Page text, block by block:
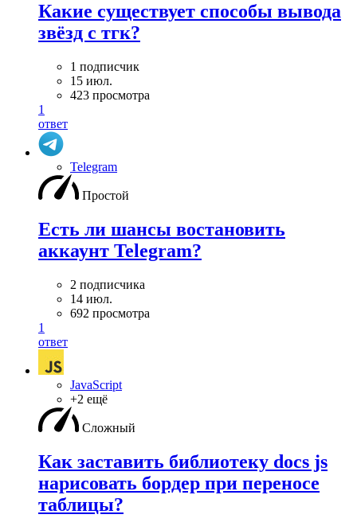
Какие существует способы вывода
звёзд с тгк?
1 подписчик
15 июл.
423 просмотра
1
ответ
Telegram
Простой
Есть ли шансы востановить
аккаунт Telegram?
2 подписчика
14 июл.
692 просмотра
1
ответ
JavaScript
+2 ещё
Сложный
Как заставить библиотеку docs js
нарисовать бордер при переносе
таблицы?